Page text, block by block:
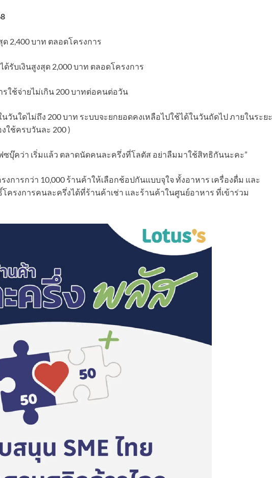
2,400 บาท ตลอดโครงการ
รับเงินสูงสุด 2,000 บาท ตลอดโครงการ
รใช้จ่ายไม่เกิน 200 บาทต่อคนต่อวัน
วันใดไม่ถึง 200 บาท ระบบจะยกยอดคงเหลือไปใช้ได้ในวันถัดไป ภายในระยะ
ใช้ครบวันละ 200 )
ฟซบุ๊คว่า เริ่มแล้ว ตลาดนัดคนละครึ่งที่โลตัส อย่าลืมมาใช้สิทธิกันนะคะ”
การกว่า 10,000 ร้านค้าให้เลือกช้อปกันแบบจุใจ ทั้งอาหาร เครื่องดื่ม และ
ครงการคนละครึ่งได้ที่ร้านค้าเช่า และร้านค้าในศูนย์อาหาร ที่เข้าร่วม